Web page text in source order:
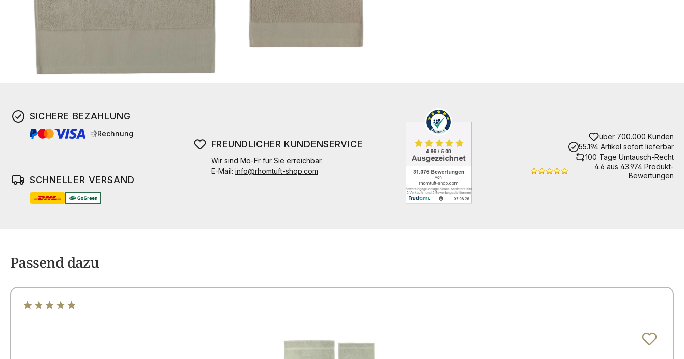
SICHERE BEZAHLUNG
Rechnung
SCHNELLER VERSAND
FREUNDLICHER KUNDENSERVICE
Wir sind Mo-Fr für Sie erreichbar.
E-Mail: info@rhomtuft-shop.com
über 700.000 Kunden
55.194 Artikel sofort lieferbar
100 Tage Umtausch-Recht
4.6 aus 43.974 Produkt-
Bewertungen
Passend dazu